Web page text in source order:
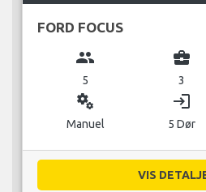
FORD FOCUS
group
5
business_center
3
miscellaneous_services
Manuel
login
5 Dør
VIS